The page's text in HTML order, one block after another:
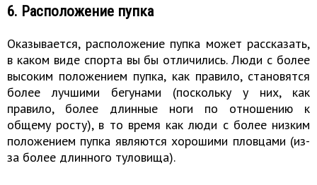
6. Расположение пупка
Оказывается, расположение пупка может рассказать,
в каком виде спорта вы бы отличились. Люди с более
высоким положением пупка, как правило, становятся
более лучшими бегунами (поскольку у них, как
правило, более длинные ноги по отношению к
общему росту), в то время как люди с более низким
положением пупка являются хорошими пловцами (из-
за более длинного туловища).